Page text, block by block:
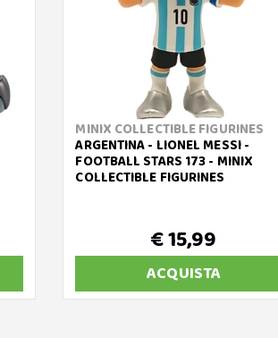
MINIX COLLECTIBLE FIGURINES
ARGENTINA - LIONEL MESSI -
FOOTBALL STARS 173 - MINIX
COLLECTIBLE FIGURINES
€ 15,99
ACQUISTA